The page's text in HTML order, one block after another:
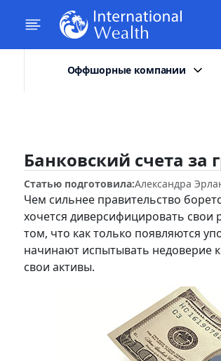
Оффшорные компании
Банковский счета за
Статью подготовила:Александра
Чем сильнее правительство
хочется диверсифицировать свои
том, что как только появляются
начинают испытывать недоверие
свои активы.